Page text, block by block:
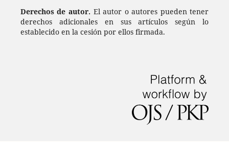
Derechos de autor. El autor o autores pueden tener
derechos adicionales en sus artículos según lo
establecido en la cesión por ellos firmada.